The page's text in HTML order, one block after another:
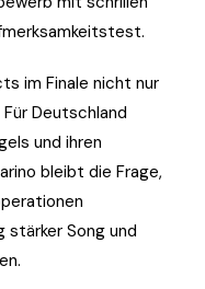
im Finale nicht nur
Deutschland
und ihren
bleibt die Frage,
Song und